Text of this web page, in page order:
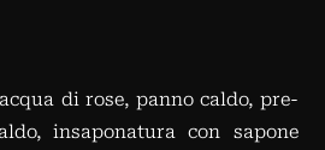
di rose, panno caldo, pre-
insaponatura con sapone